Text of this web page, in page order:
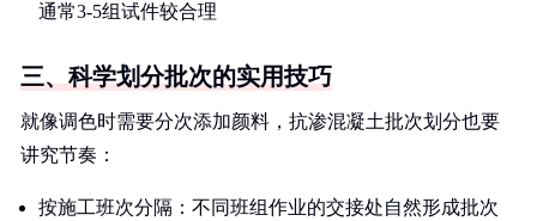
通常3-5组试件较合理
三、科学划分批次的实用技巧
就像调色时需要分次添加颜料，抗渗混凝土批次划分也要
讲究节奏：
按施工班次分隔：不同班组作业的交接处自然形成批次